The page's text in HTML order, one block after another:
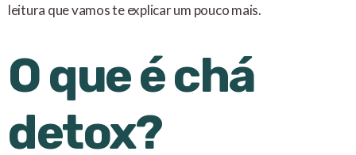
leitura que vamos te explicar um pouco mais.
O que é chá
detox?